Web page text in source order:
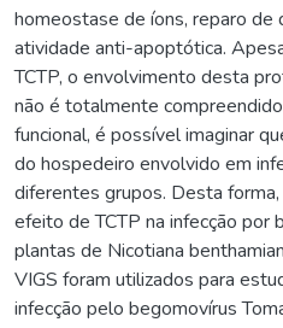
homeostase de íons, reparo
atividade anti-apoptótica.
TCTP, o envolvimento desta
não é totalmente
funcional, é possível imaginar
do hospedeiro envolvido em
diferentes grupos. Desta
efeito de TCTP na infecção por
plantas de Nicotiana
VIGS foram utilizados para
infecção pelo begomovírus